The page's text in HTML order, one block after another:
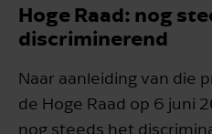
Hoge Raad: nog
discriminerend
Naar aanleiding van die
de Hoge Raad op 6 juni
nog steeds het